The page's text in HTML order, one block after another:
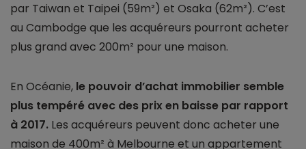
par Taiwan et Taipei (59m²) et Osaka (62m²). C’est
au Cambodge que les acquéreurs pourront acheter
plus grand avec 200m² pour une maison.
En Océanie, le pouvoir d’achat immobilier semble
plus tempéré avec des prix en baisse par rapport
à 2017. Les acquéreurs peuvent donc acheter une
maison de 400m² à Melbourne et un appartement